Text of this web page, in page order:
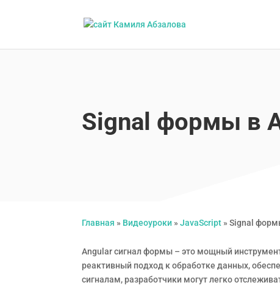
Signal формы в
Главная » Видеоуроки »JavaScript »Signal
Angular сигнал формы – это мощный
реактивный подход к обработке данных,
сигналам, разработчики могут легко